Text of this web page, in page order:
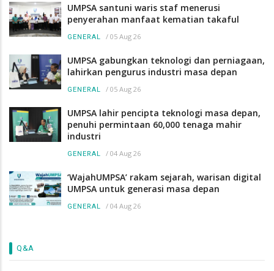
UMPSA santuni waris staf menerusi
penyerahan manfaat kematian takaful
GENERAL / 05 Aug 26
UMPSA gabungkan teknologi dan perniagaan,
lahirkan pengurus industri masa depan
GENERAL / 05 Aug 26
UMPSA lahir pencipta teknologi masa depan,
penuhi permintaan 60,000 tenaga mahir
industri
GENERAL / 04 Aug 26
‘WajahUMPSA’ rakam sejarah, warisan digital
UMPSA untuk generasi masa depan
GENERAL / 04 Aug 26
Q&A